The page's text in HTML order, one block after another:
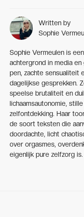
Written by
Sophie
Sophie Vermeulen is
achtergrond in media
pen, zachte sensualiteit
dagelijkse gesprekken.
speelse brutaliteit en
lichaamsautonomie,
zelfontdekking. Haar
de soort teksten die
doordachte, licht
over orgasmes,
eigenlijk pure zelfzorg is.